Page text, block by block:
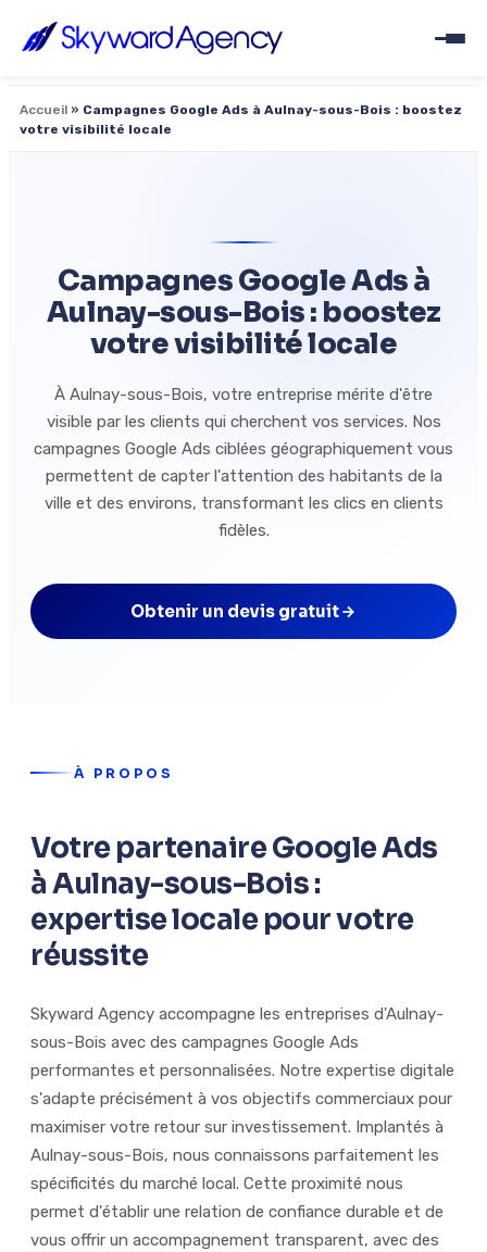
Accueil » Campagnes Google Ads à Aulnay-sous-Bois : boostez
votre visibilité locale
Campagnes Google Ads à
Aulnay-sous-Bois : boostez
votre visibilité locale
À Aulnay-sous-Bois, votre entreprise mérite d'être
visible par les clients qui cherchent vos services. Nos
campagnes Google Ads ciblées géographiquement vous
permettent de capter l'attention des habitants de la
ville et des environs, transformant les clics en clients
fidèles.
Obtenir un devis gratuit
À PROPOS
Votre partenaire Google Ads
à Aulnay-sous-Bois :
expertise locale pour votre
réussite
Skyward Agency accompagne les entreprises d'Aulnay-
sous-Bois avec des campagnes Google Ads
performantes et personnalisées. Notre expertise digitale
s'adapte précisément à vos objectifs commerciaux pour
maximiser votre retour sur investissement. Implantés à
Aulnay-sous-Bois, nous connaissons parfaitement les
spécificités du marché local. Cette proximité nous
permet d'établir une relation de confiance durable et de
vous offrir un accompagnement transparent, avec des